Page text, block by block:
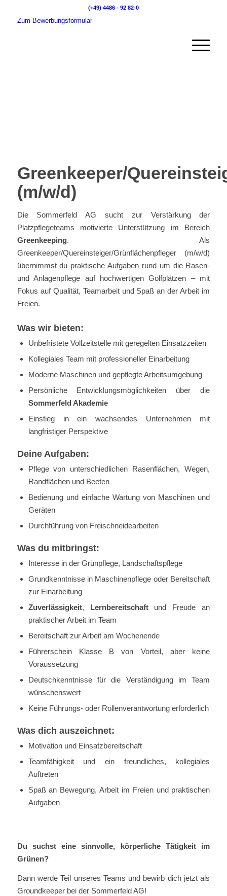
(+49) 4486 - 92 82-0
Zum Bewerbungsformular
Greenkeeper/
(m/w/d)
Die Sommerfeld AG sucht zur Verstärkung der
Platzpflegeteams motivierte Unterstützung im Bereich
Greenkeeping. Als
Greenkeeper/Quereinsteiger/Grünflächenpfleger (m/w/d)
übernimmst du praktische Aufgaben rund um die Rasen-
und Anlagenpflege auf hochwertigen Golfplätzen – mit
Fokus auf Qualität, Teamarbeit und Spaß an der Arbeit im
Freien.
Was wir bieten:
Unbefristete Vollzeitstelle mit geregelten Einsatzzeiten
Kollegiales Team mit professioneller Einarbeitung
Moderne Maschinen und gepflegte Arbeitsumgebung
Persönliche Entwicklungsmöglichkeiten über die
Sommerfeld Akademie
Einstieg in ein wachsendes Unternehmen mit
langfristiger Perspektive
Deine Aufgaben:
Pflege von unterschiedlichen Rasenflächen, Wegen,
Randflächen und Beeten
Bedienung und einfache Wartung von Maschinen und
Geräten
Durchführung von Freischneidearbeiten
Was du mitbringst:
Interesse in der Grünpflege, Landschaftspflege
Grundkenntnisse in Maschinenpflege oder Bereitschaft
zur Einarbeitung
Zuverlässigkeit, Lernbereitschaftund Freude an
praktischer Arbeit im Team
Bereitschaft zur Arbeit am Wochenende
Führerschein Klasse B von Vorteil, aber keine
Voraussetzung
Deutschkenntnisse für die Verständigung im Team
wünschenswert
Keine Führungs- oder Rollenverantwortung erforderlich
Was dich auszeichnet:
Motivation und Einsatzbereitschaft
Teamfähigkeit und ein freundliches, kollegiales
Auftreten
Spaß an Bewegung, Arbeit im Freien und praktischen
Aufgaben
Du suchst eine sinnvolle, körperliche Tätigkeit im
Grünen?
Dann werde Teil unseres Teams und bewirb dich jetzt als
Groundkeeper bei der Sommerfeld AG!